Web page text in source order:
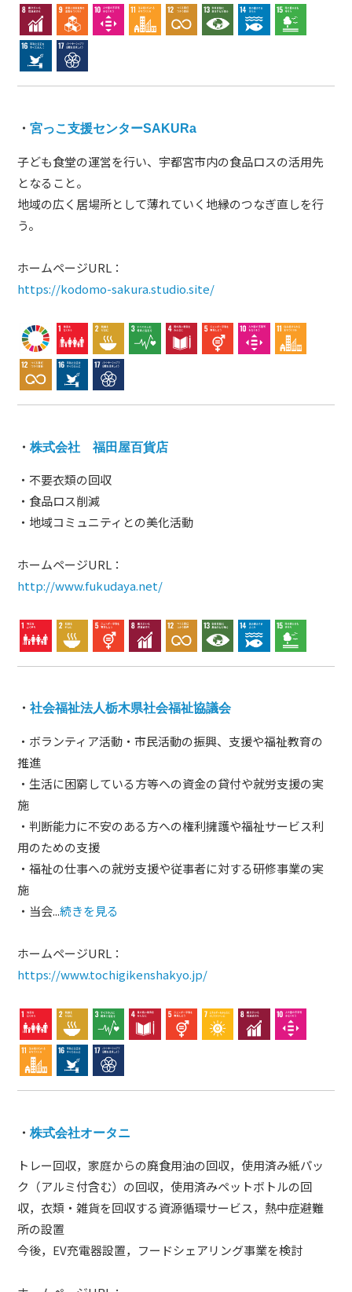
・宮っこ支援センターSAKURa
子ども食堂の運営を行い、宇都宮市内の食品ロスの活用先
となること。
地域の広く居場所として薄れていく地縁のつなぎ直しを行
う。
ホームページURL：
https://kodomo-sakura.studio.site/
・株式会社 福田屋百貨店
・不要衣類の回収
・食品ロス削減
・地域コミュニティとの美化活動
ホームページURL：
http://www.fukudaya.net/
・社会福祉法人栃木県社会福祉協議会
・ボランティア活動・市民活動の振興、支援や福祉教育の
推進
・生活に困窮している方等への資金の貸付や就労支援の実
施
・判断能力に不安のある方への権利擁護や福祉サービス利
用のための支援
・福祉の仕事への就労支援や従事者に対する研修事業の実
施
・当会...続きを見る
ホームページURL：
https://www.tochigikenshakyo.jp/
・株式会社オータニ
トレー回収，家庭からの廃食用油の回収，使用済み紙パッ
ク（アルミ付含む）の回収，使用済みペットボトルの回
収，衣類・雑貨を回収する資源循環サービス，熱中症避難
所の設置
今後，EV充電器設置，フードシェアリング事業を検討